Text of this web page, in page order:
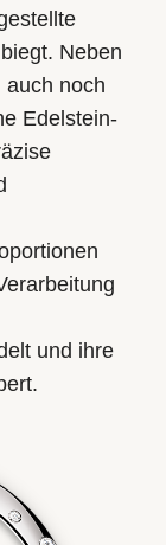
Neben
auch noch
Edelstein­
und ihre